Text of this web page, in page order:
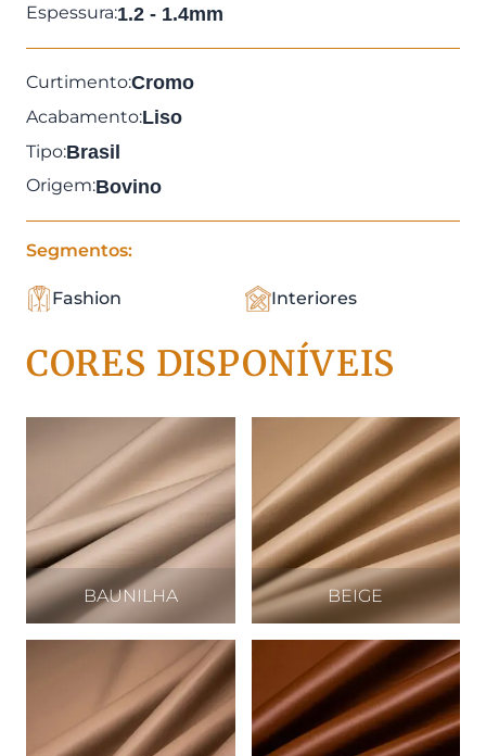
Espessura:1.2 - 1.4mm
Curtimento:Cromo
Acabamento:Liso
Tipo:Brasil
Origem:Bovino
Segmentos:
Fashion Interiores
CORES DISPONÍVEIS
BAUNILHA BEIGE